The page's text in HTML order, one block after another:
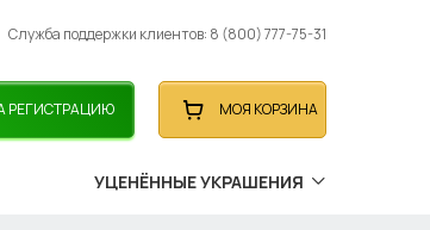
Служба поддержки клиентов: 8 (800) 777-75-31
РЕГИСТРАЦИЮ МОЯ КОРЗИНА
УЦЕНЁННЫЕ УКРАШЕНИЯ